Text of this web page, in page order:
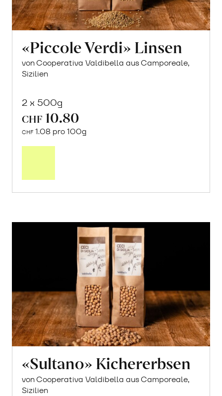
«Piccole Verdi» Linsen
von Cooperativa Valdibella aus Camporeale,
Sizilien
2 x 500g
CHF 10.80
CHF 1.08 pro 100g
«Sultano» Kichererbsen
von Cooperativa Valdibella aus Camporeale,
Sizilien